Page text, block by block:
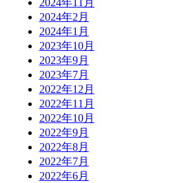
2024年11月
2024年2月
2024年1月
2023年10月
2023年9月
2023年7月
2022年12月
2022年11月
2022年10月
2022年9月
2022年8月
2022年7月
2022年6月